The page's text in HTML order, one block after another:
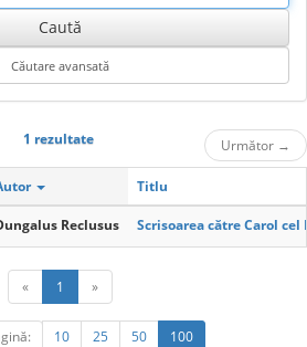
1 rezultate Următor →
Titlu
Reclusus Scrisoarea către Carol
« 1 »
10 25 50 100